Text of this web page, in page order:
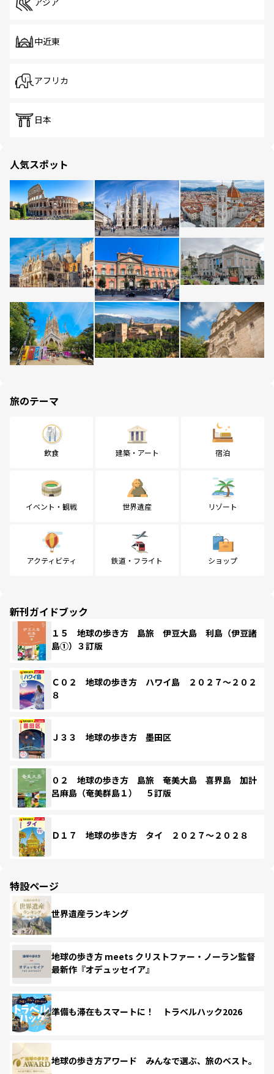
アジア
中近東
アフリカ
日本
人気スポット
旅のテーマ
飲食 建築・アート 宿泊
イベント・観戦 世界遺産 リゾート
アクティビティ 鉄道・フライト ショップ
新刊ガイドブック
１５ 地球の歩き方 島旅 伊豆大島 利島（伊豆諸
島①）３訂版
Ｃ０２ 地球の歩き方 ハワイ島 ２０２７～２０２
８
Ｊ３３ 地球の歩き方 墨田区
０２ 地球の歩き方 島旅 奄美大島 喜界島 加計
呂麻島（奄美群島１） ５訂版
Ｄ１７ 地球の歩き方 タイ ２０２７～２０２８
特設ページ
世界遺産ランキング
地球の歩き方 meets クリストファー・ノーラン監督
最新作『オデュッセイア』
準備も滞在もスマートに！ トラベルハック2026
地球の歩き方アワード みんなで選ぶ、旅のベスト。